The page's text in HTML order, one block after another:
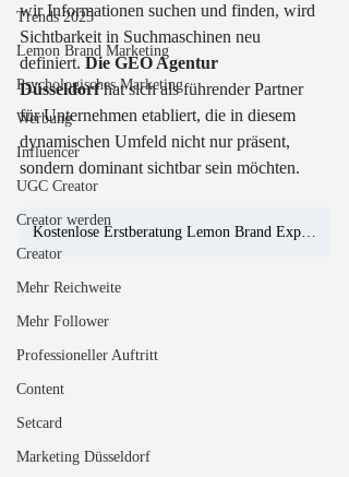
Trends 2025
Lemon Brand Marketing
Psychologisches Marketing
Werbung
Influencer
UGC Creator
Creator werden
Creator
Mehr Reichweite
Mehr Follower
Professioneller Auftritt
Content
Setcard
Marketing Düsseldorf
wir Informationen suchen und finden, wird
Sichtbarkeit in Suchmaschinen neu
definiert. Die GEO Agentur
Düsseldorf hat sich als führender Partner
für Unternehmen etabliert, die in diesem
dynamischen Umfeld nicht nur präsent,
sondern dominant sichtbar sein möchten.
Kostenlose Erstberatung Lemon Brand Expert